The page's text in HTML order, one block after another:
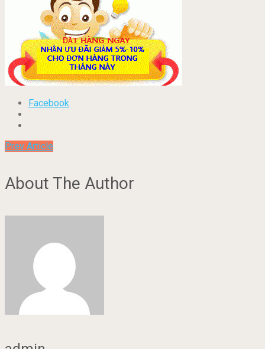
Facebook
Prev Article
About The Author